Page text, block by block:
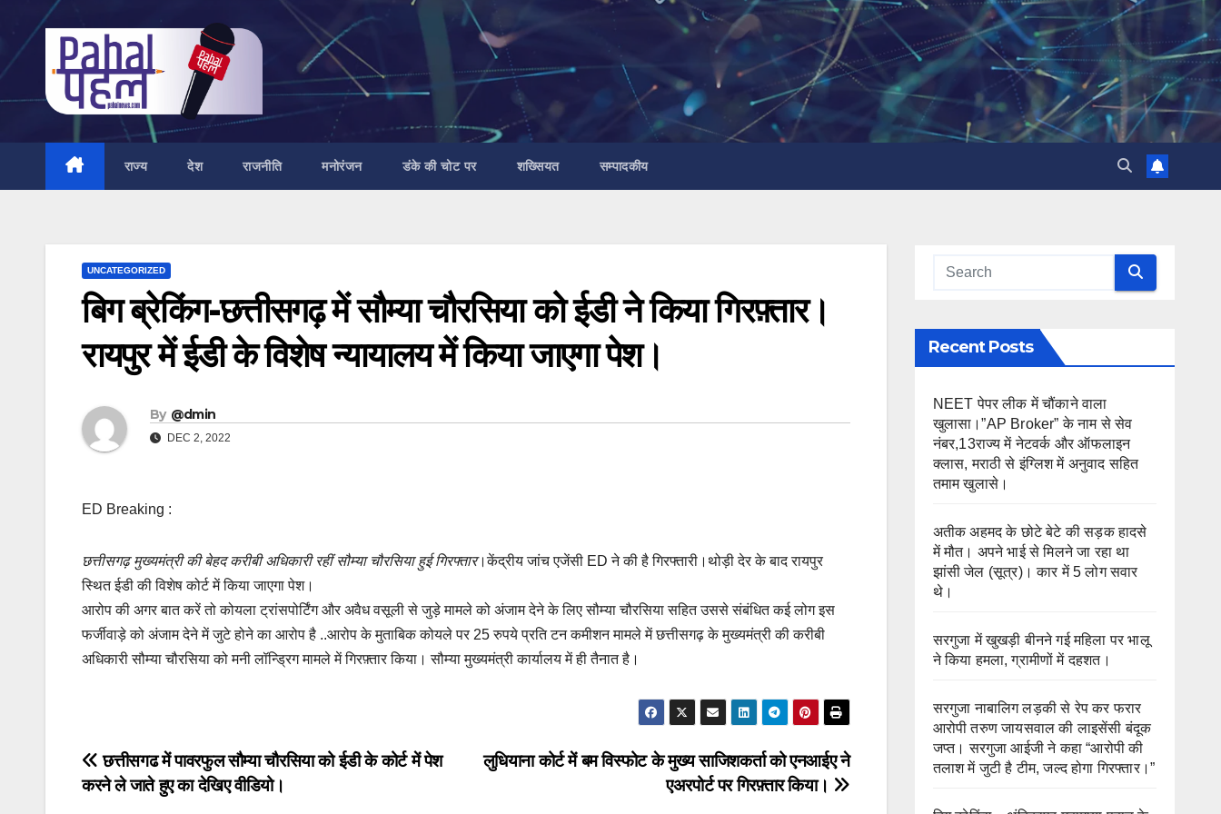
content
राज्य देश राजनीति मनोरंजन डंके की चोट पर शख्सियत सम्पादकीय
UNCATEGORIZED
बिग ब्रेकिंग-छत्तीसगढ़ में सौम्या चौरसिया को ईडी ने किया गिरफ़्तार।
रायपुर में ईडी के विशेष न्यायालय में किया जाएगा पेश।
By @dmin
DEC 2, 2022
ED Breaking :
छत्तीसगढ़ मुख्यमंत्री की बेहद करीबी अधिकारी रहीं सौम्या चौरसिया हुई गिरफ्तार।केंद्रीय जांच एजेंसी ED ने की है गिरफ्तारी।थोड़ी देर के बाद रायपुर
स्थित ईडी की विशेष कोर्ट में किया जाएगा पेश।
आरोप की अगर बात करें तो कोयला ट्रांसपोर्टिंग और अवैध वसूली से जुड़े मामले को अंजाम देने के लिए सौम्या चौरसिया सहित उससे संबंधित कई लोग इस
फर्जीवाड़े को अंजाम देने में जुटे होने का आरोप है ..आरोप के मुताबिक कोयले पर 25 रुपये प्रति टन कमीशन मामले में छत्तीसगढ़ के मुख्यमंत्री की करीबी
अधिकारी सौम्या चौरसिया को मनी लॉन्ड्रिग मामले में गिरफ़्तार किया। सौम्या मुख्यमंत्री कार्यालय में ही तैनात है।
Post
navigation
लुधियाना कोर्ट में बम विस्फोट के मुख्य साजिशकर्ता को एनआईए ने
एअरपोर्ट पर गिरफ़्तार किया।
छत्तीसगढ में पावरफुल सौम्या चौरसिया को ईडी के कोर्ट में पेश
करने ले जाते हुए का देखिए वीडियो।
Recent Posts
NEET पेपर लीक में चौंकाने वाला
खुलासा।”AP Broker” के नाम से सेव
नंबर,13राज्य में नेटवर्क और ऑफलाइन
क्लास, मराठी से इंग्लिश में अनुवाद सहित
तमाम खुलासे।
अतीक अहमद के छोटे बेटे की सड़क हादसे
में मौत। अपने भाई से मिलने जा रहा था
झांसी जेल (सूत्र)। कार में 5 लोग सवार
थे।
सरगुजा में खुखड़ी बीनने गई महिला पर भालू
ने किया हमला, ग्रामीणों में दहशत।
सरगुजा नाबालिग लड़की से रेप कर फरार
आरोपी तरुण जायसवाल की लाइसेंसी बंदूक
जप्त। सरगुजा आईजी ने कहा “आरोपी की
तलाश में जुटी है टीम, जल्द होगा गिरफ्तार।”